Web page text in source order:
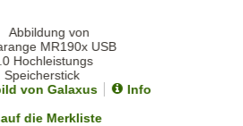
von Galaxus
Info
auf die Merkliste